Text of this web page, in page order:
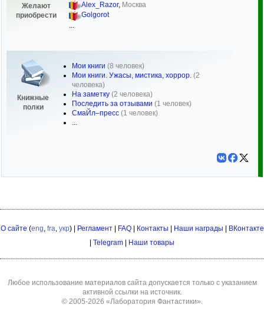
Желают
приобрести
Alex_Razor, Москва
Golgorot
Книжные
полки
Мои книги (8 человек)
Мои книги. Ужасы, мистика, хоррор. (2
человека)
На заметку (2 человека)
Последить за отзывами (1 человек)
СмаЙл–пресс (1 человек)
...
О сайте (eng, fra, укр) | Регламент| FAQ| Контакты Наши награды
ВКонтакте
Telegram Наши товары
Любое использование материалов сайта допускается только с указанием
активной ссылки на источник.
© 2005-2026 «Лаборатория Фантастики».